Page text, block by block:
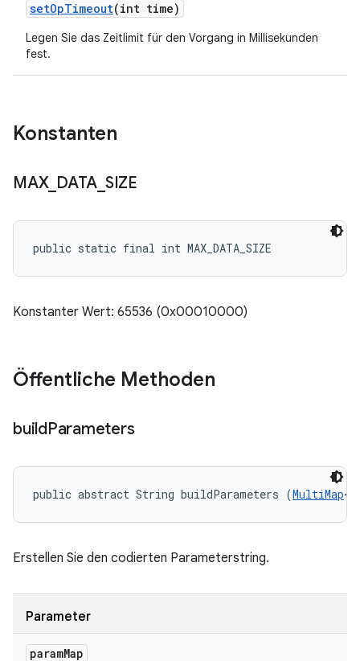
setOpTimeout(int time)
Legen Sie das Zeitlimit für den Vorgang in Millisekunden
fest.
Konstanten
MAX_ DATA SIZE
public static final int MAX_DATA_SIZE
Konstanter Wert: 65536 (0x00010000)
Öffentliche Methoden
buildParameters
public abstract String buildParameters (MultiMap
Erstellen Sie den codierten Parameterstring.
Parameter
paramMap